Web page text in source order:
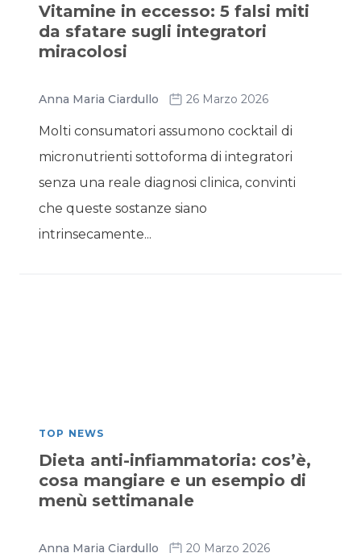
Vitamine in eccesso: 5 falsi miti
da sfatare sugli integratori
miracolosi
Anna Maria Ciardullo 26 Marzo 2026
Molti consumatori assumono cocktail di
micronutrienti sottoforma di integratori
senza una reale diagnosi clinica, convinti
che queste sostanze siano
intrinsecamente...
TOP NEWS
Dieta anti-infiammatoria: cos’è,
cosa mangiare e un esempio di
menù settimanale
Anna Maria Ciardullo 20 Marzo 2026